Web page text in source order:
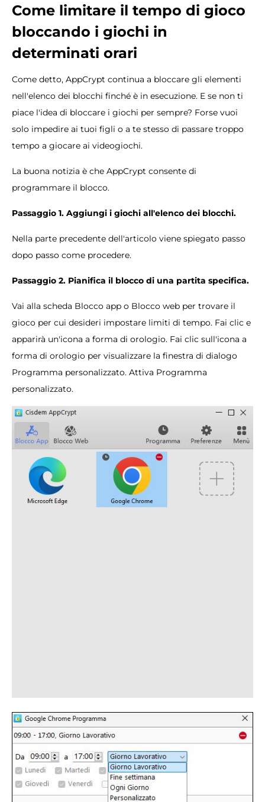
Come limitare il tempo di gioco
bloccando i giochi in
determinati orari
Come detto, AppCrypt continua a bloccare gli elementi
nell'elenco dei blocchi finché è in esecuzione. E se non ti
piace l'idea di bloccare i giochi per sempre? Forse vuoi
solo impedire ai tuoi figli o a te stesso di passare troppo
tempo a giocare ai videogiochi.
La buona notizia è che AppCrypt consente di
programmare il blocco.
Passaggio 1. Aggiungi i giochi all'elenco dei blocchi.
Nella parte precedente dell'articolo viene spiegato passo
dopo passo come procedere.
Passaggio 2. Pianifica il blocco di una partita specifica.
Vai alla scheda Blocco app o Blocco web per trovare il
gioco per cui desideri impostare limiti di tempo. Fai clic e
apparirà un'icona a forma di orologio. Fai clic sull'icona a
forma di orologio per visualizzare la finestra di dialogo
Programma personalizzato. Attiva Programma
personalizzato.